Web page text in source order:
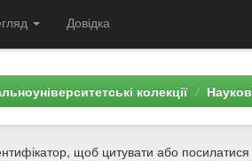
Довідка
колекції
щоб цитувати або